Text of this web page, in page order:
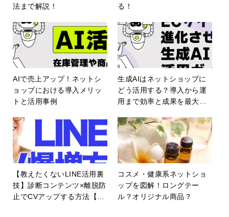
法まで解説！
る！
AIで売上アップ！ネットシ
ョップにおける導入メリッ
トと活用事例
生成AIはネットショップに
どう活用する？導入から運
用まで効率と成果を最大化
【教えたくないLINE活用裏
技】診断コンテンツ×離脱防
止でCVアップする方法【E
コスメ・健康系ネットショ
ップを図解！ロングテー
ル？オリジナル商品？